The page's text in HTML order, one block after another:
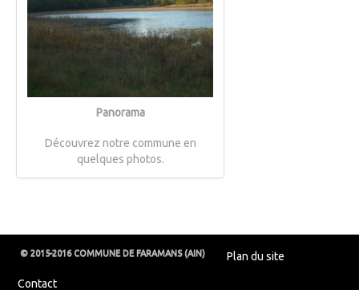
Panorama
Découvrez notre commune en
quelques photos.
© 2015-2016 COMMUNE DE FARAMANS (AIN) Plan du site
Contact